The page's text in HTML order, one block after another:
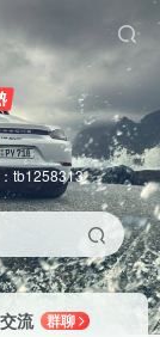
tb1258313
流
群聊